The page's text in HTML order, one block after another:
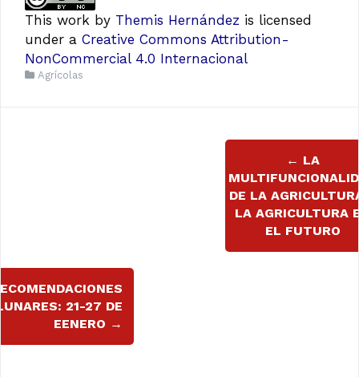
This work by Themis Hernández is licensed
under a Creative Commons Attribution-
NonCommercial 4.0 Internacional
Agrícolas
← LA
DE LA
LA AGRICULTURA
EL FUTURO
21-27 DE
EENERO →